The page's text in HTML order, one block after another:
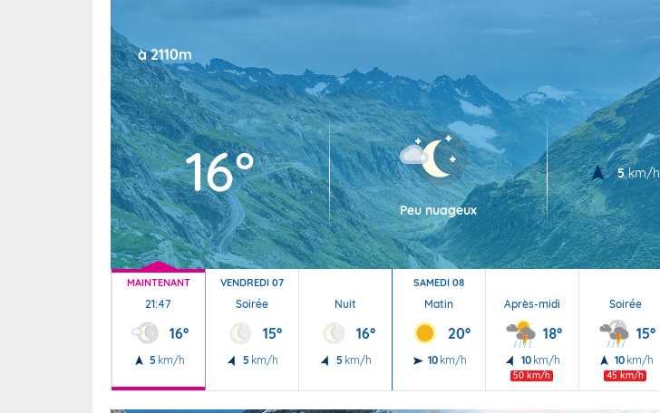
Wallis et Futuna
Grand froid
à 2110m
16°
Peu nuageux
5 km/h
MAINTENANT
21:47
16°
5 km/h
VENDREDI 07
Soirée
15°
5 km/h
Nuit
16°
5 km/h
SAMEDI 08
Matin
20°
10 km/h
Après-midi
18°
10 km/h
50 km/h
Soirée
15°
10 km/h
45 km/h